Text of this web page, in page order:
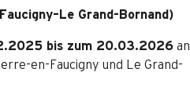
Grand-Bornand)
bis zum 20.03.2026an
en-Faucigny und Le Grand-